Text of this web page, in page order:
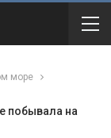
море
побывала на